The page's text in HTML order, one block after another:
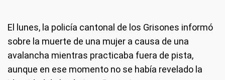
El lunes, la policía cantonal de los Grisones informó
sobre la muerte de una mujer a causa de una
avalancha mientras practicaba fuera de pista,
aunque en ese momento no se había revelado la